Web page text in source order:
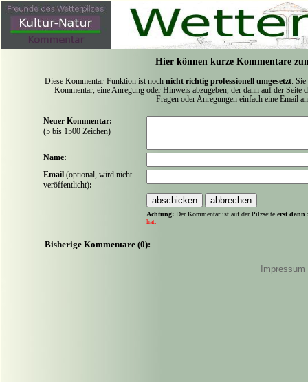
Hier können kurze Kommentare
Diese Kommentar-Funktion ist noch nicht richtig professionell umgesetzt .
Kommentar, eine Anregung oder Hinweis abzugeben, der dann auf der
Fragen oder Anregungen einfach eine Email
Neuer Kommentar:
(5 bis 1500 Zeichen)
Name:
Email (optional, wird nicht
veröffentlicht):
Achtung: Der Kommentar ist auf der Pilzseite erst dann
hat.
Bisherige Kommentare (0):
Impressum